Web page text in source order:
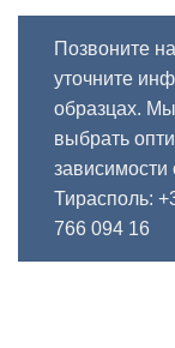
Позвоните
уточните
образцах.
выбрать
зависимости
Тирасполь:
766 094 16